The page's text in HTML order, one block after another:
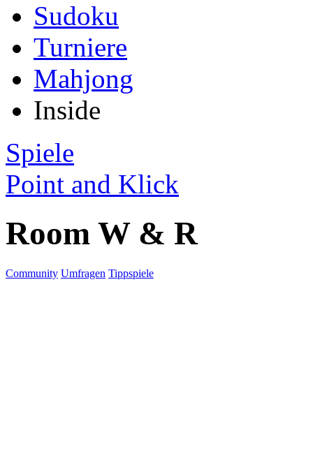
Sudoku
Turniere
Mahjong
Inside
Spiele
Point and Klick
Room W & R
Community Umfragen Tippspiele